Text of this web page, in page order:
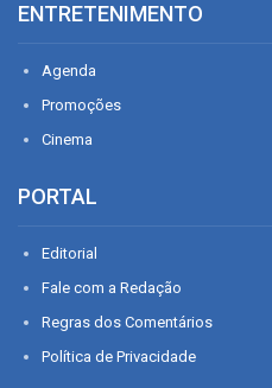
ENTRETENIMENTO
Agenda
Promoções
Cinema
PORTAL
Editorial
Fale com a Redação
Regras dos Comentários
Política de Privacidade